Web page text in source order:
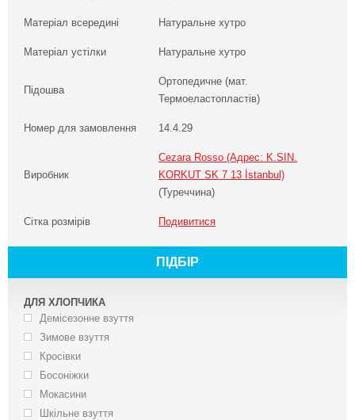
Матеріал всередині Натуральне хутро
Матеріал устілки Натуральне хутро
Підошва
Ортопедичне (мат.
Термоеластопластів)
Номер для замовлення 14.4.29
Виробник
Cezara Rosso (Адрес: K.SIN.
KORKUT SK 7 13 İstanbul)
(Туреччина)
Сітка розмірів Подивитися
ПІДБІР
ДЛЯ ХЛОПЧИКА
Демісезонне взуття
Зимове взуття
Кросівки
Босоніжки
Мокасини
Шкільне взуття